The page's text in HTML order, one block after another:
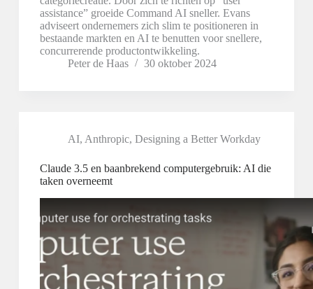
assistance” groeide Command AI sneller. Evans
adviseert ondernemers zich slim te positioneren in
bestaande markten en AI te benutten voor snellere,
concurrerende productontwikkeling.
Peter de Haas
30 oktober 2024
AI, Anthropic, Designing a Better Workday
Claude 3.5 en baanbrekend computergebruik: AI die
taken overneemt